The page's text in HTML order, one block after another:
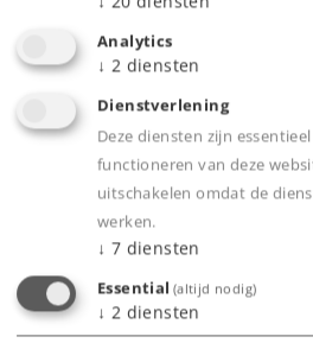
Highlights
Optimale Traktion: Erhöht
sorgt für eine stabile
Märklin H0-Lokomotiven
Hochwertiges Material:
und zuverlässige Leistung
Praktisches 10er-Set:
mehrere Fahrzeuge oder
Analytics
↓ 2 diensten
Dienstverlening
Deze diensten zijn
functioneren van deze
uitschakelen omdat de
werken.
↓ 7 diensten
Essential (altijd nodig)
↓ 2 diensten